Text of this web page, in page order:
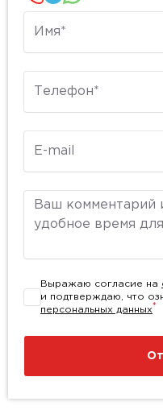
Комментарий
Выражаю согласие на
и подтверждаю, что
персональных данных*